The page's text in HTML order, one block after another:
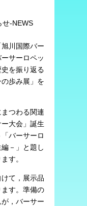
せ-NEWS
川国際バー
サーロペッ
を振り返る
の歩み展」を
つわる関連
大会」誕生
バーサーロ
－」と題し
す。
て，展示品
す。準備の
，バーサー